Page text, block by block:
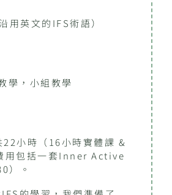
用英文的IFS術語）
學，小組教學
小時（16小時實體課 &
用包括一套Inner Active
）。